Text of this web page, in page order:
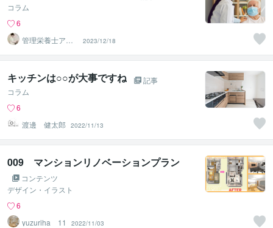
コラム
6
管理栄養士アオ
イ 村中一帆ママ
が楽する食
2023/12/18
キッチンは○○が大事ですね
記事
コラム
6
渡邊 健太郎
2022/11/13
009 マンションリノベーションプラン
コンテンツ
デザイン・イラスト
6
yuzuriha 11
2022/11/03